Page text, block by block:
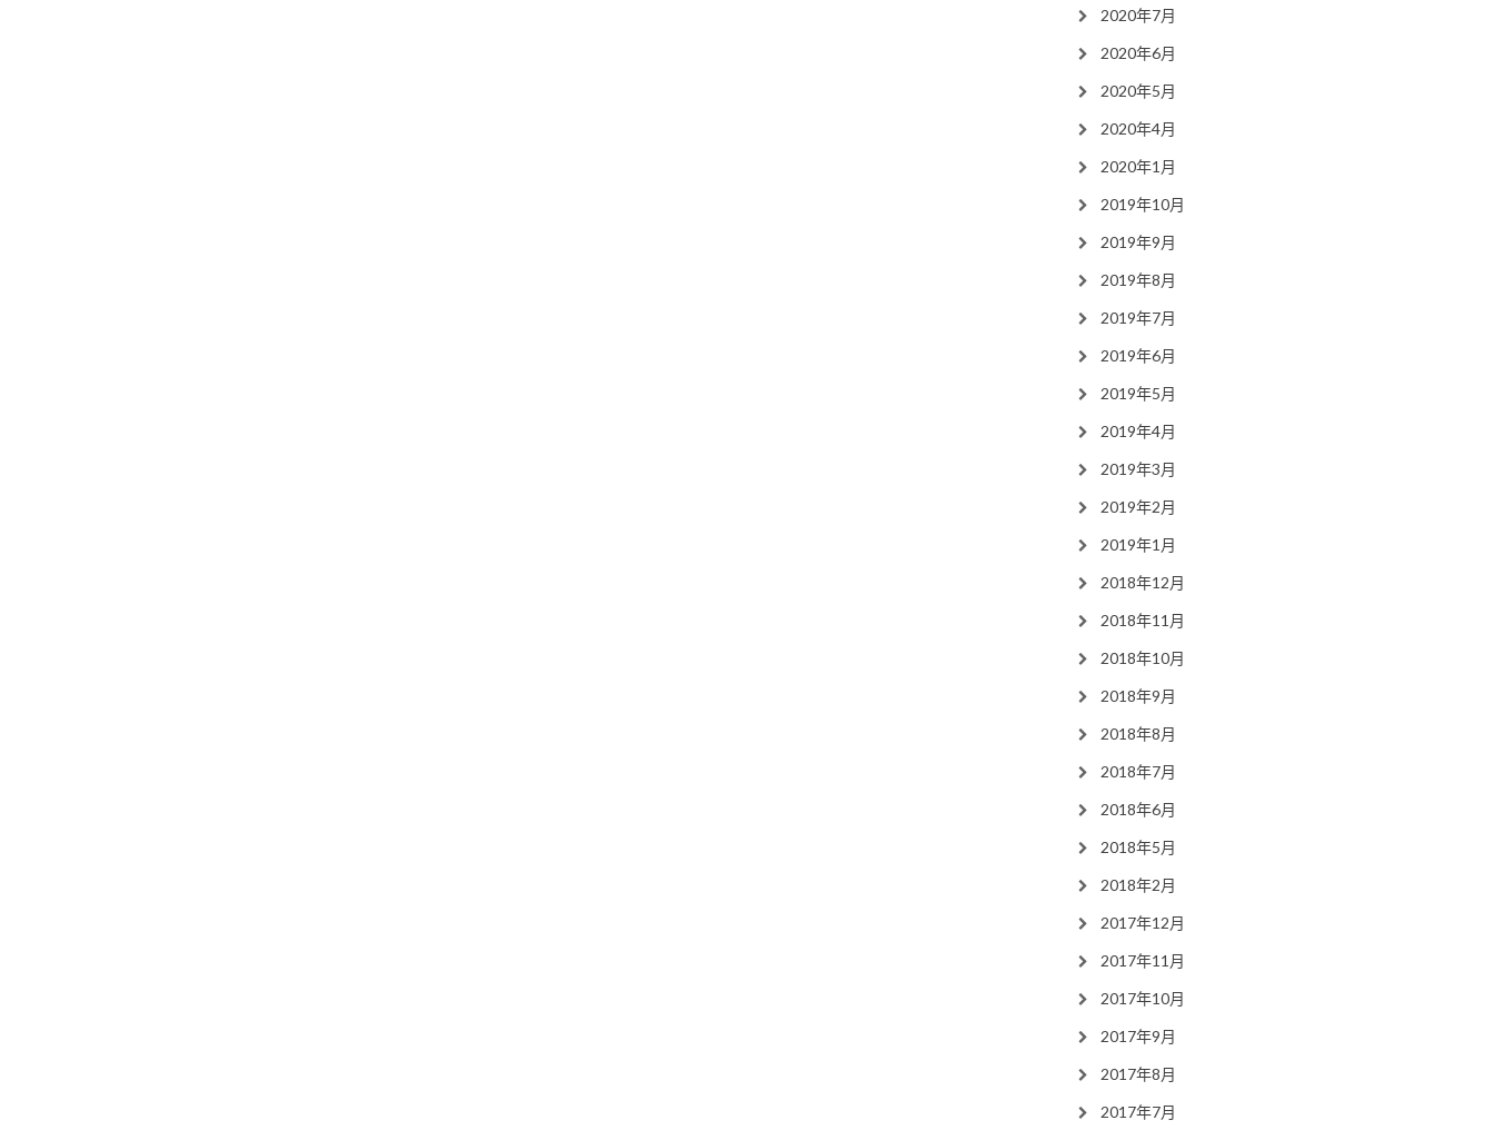
2020年7月
2020年6月
2020年5月
2020年4月
2020年1月
2019年10月
2019年9月
2019年8月
2019年7月
2019年6月
2019年5月
2019年4月
2019年3月
2019年2月
2019年1月
2018年12月
2018年11月
2018年10月
2018年9月
2018年8月
2018年7月
2018年6月
2018年5月
2018年2月
2017年12月
2017年11月
2017年10月
2017年9月
2017年8月
2017年7月